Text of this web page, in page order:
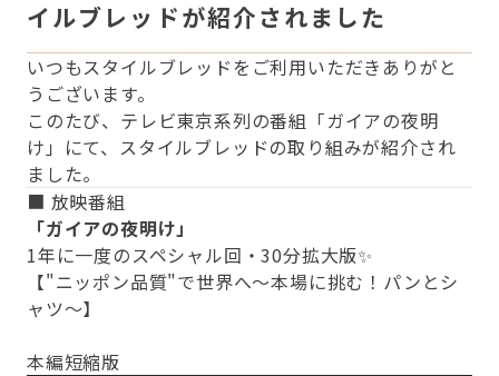
イルブレッドが紹介されました
いつもスタイルブレッドをご利用いただきありがと
うございます。
このたび、テレビ東京系列の番組「ガイアの夜明
け」にて、スタイルブレッドの取り組みが紹介され
ました。
■ 放映番組
「ガイアの夜明け」
1年に一度のスペシャル回・30分拡大版✨
【"ニッポン品質"で世界へ～本場に挑む！パンとシ
ャツ～】
本編短縮版